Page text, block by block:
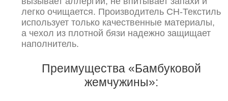
легко очищается. Производитель СН-Текстиль
использует только качественные материалы,
а чехол из плотной бязи надежно защищает
наполнитель.
Преимущества «Бамбуковой
жемчужины»: